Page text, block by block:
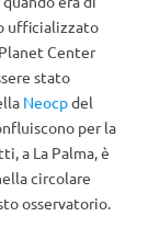
ufficializzato
Center
stato
Neocpdel
per la
a La Palma, è
circolare
osservatorio.